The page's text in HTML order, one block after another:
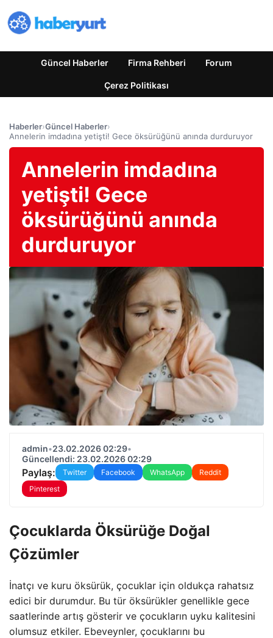
Güncel Haberler Firma Rehberi Forum
Çerez Politikası
Haberler›Güncel Haberler›
Annelerin imdadına yetişti! Gece öksürüğünü anında durduruyor
Annelerin imdadına
yetişti! Gece
öksürüğünü anında
durduruyor
admin•23.02.2026 02:29•
Güncellendi: 23.02.2026 02:29
Paylaş: Twitter Facebook WhatsApp
Reddit
Pinterest
Çocuklarda Öksürüğe Doğal
Çözümler
İnatçı ve kuru öksürük, çocuklar için oldukça rahatsız
edici bir durumdur. Bu tür öksürükler genellikle gece
saatlerinde artış gösterir ve çocukların uyku kalitesini
olumsuz etkiler. Ebeveynler, çocuklarını bu